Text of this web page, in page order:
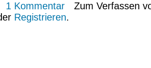
über Ritmo
1 Kommentar
Zum Verfassen
Registrieren.